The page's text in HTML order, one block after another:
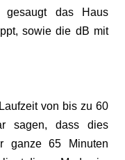
das Haus
sowie die dB mit
von bis zu 60
sagen, dass dies
ganze 65 Minuten